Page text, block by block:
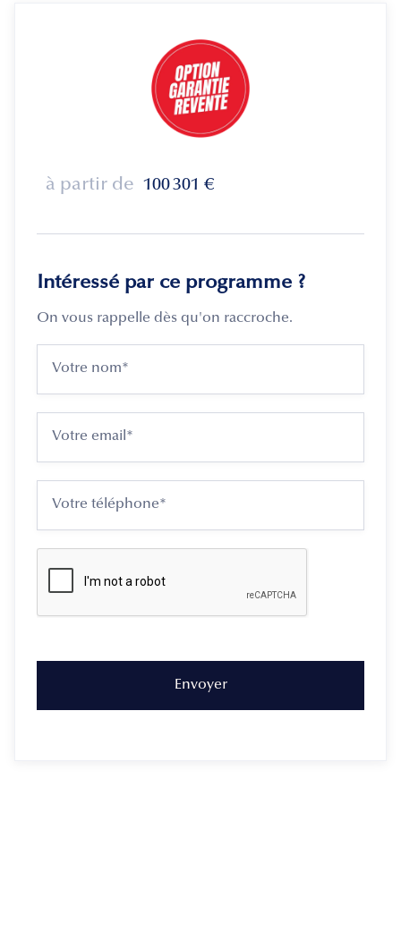
à partir de 100 301 €
Intéressé par ce programme ?
On vous rappelle dès qu'on raccroche.